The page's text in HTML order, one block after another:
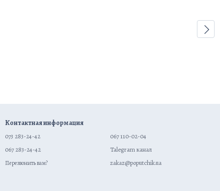
Контактная информация
073 283-24-42
067 283-24-42
Перезвонить вам?
067 110-02-04
Talegram канал
zakaz@poputchik.ua